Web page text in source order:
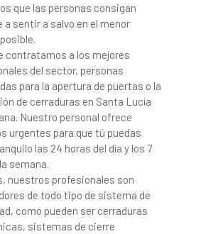
que las personas consigan
a sentir a salvo en el menor
contratamos a los mejores
del sector, personas
para la apertura de puertas o la
de cerraduras en Santa Lucía
Nuestro personal ofrece
urgentes para que tú puedas
las 24 horas del día y los 7
semana.
nuestros profesionales son
de todo tipo de sistema de
como pueden ser cerraduras
sistemas de cierre